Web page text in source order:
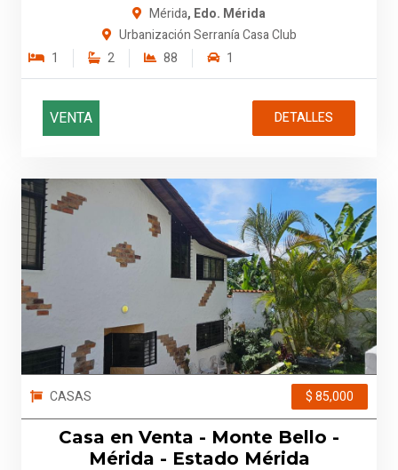
Mérida, Edo. Mérida
Urbanización Serranía Casa Club
1
2 88 1
VENTA DETALLES
CASAS $ 85,000
Casa en Venta - Monte Bello -
Mérida - Estado Mérida